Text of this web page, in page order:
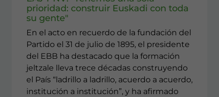
prioridad: construir Euskadi con toda
su gente"
En el acto en recuerdo de la fundación del
Partido el 31 de julio de 1895, el presidente
del EBB ha destacado que la formación
jeltzale lleva trece décadas construyendo
el País “ladrillo a ladrillo, acuerdo a acuerdo,
institución a institución”, y ha afirmado